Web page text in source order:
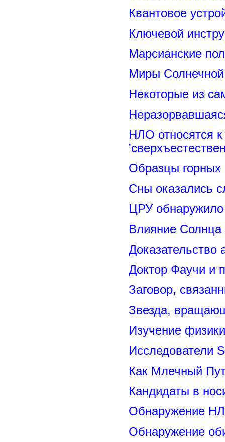
Квантовое
Ключевой
Марсианские
Миры
Некоторые из
НЛО относятся к
Образцы горных
Сны оказались
ЦРУ обнаружило
Влияние
Доказательство
Доктор Фаучи и
Заговор,
Звезда,
Изучение
Исследователи
Как Млечный
Кандидаты в
Обнаружение
Обнаружение